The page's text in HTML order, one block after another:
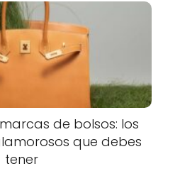
de bolsos: los
que debes
tener